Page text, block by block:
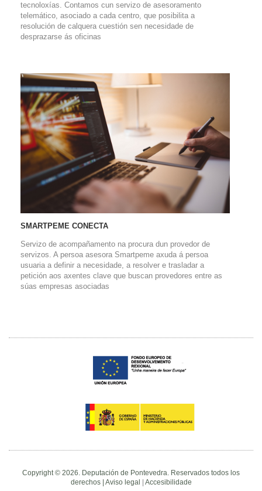
tecnoloxías. Contamos cun servizo de asesoramento
telemático, asociado a cada centro, que posibilita a
resolución de calquera cuestión sen necesidade de
desprazarse ás oficinas
SMARTPEME CONECTA
Servizo de acompañamento na procura dun provedor de
servizos. A persoa asesora Smartpeme axuda á persoa
usuaria a definir a necesidade, a resolver e trasladar a
petición aos axentes clave que buscan provedores entre as
súas empresas asociadas
Copyright © 2026. Deputación de Pontevedra. Reservados todos los
derechos | Aviso legal Accesibilidade